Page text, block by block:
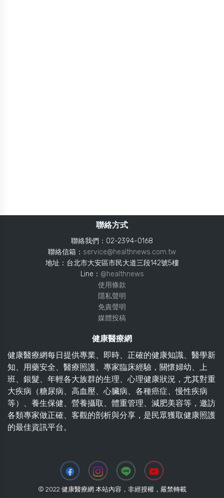
聯絡方式
聯絡我們：02-2394-0168
聯絡信箱： service@healthnews.com.tw
地址：台北市大安區市民大道三段142號5樓
Line： @healthnews
使用條款
隱私聲明
免責聲明
媒體投稿
健康醫療網
健康醫療網每日提供專業、即時、正確的健康知識、醫學新
知、用藥安全、醫療照護、專家臨床經驗，關懷婦幼、上
班、銀髮、年輕各大族群的生理、心理健康狀況，尤其對重
大疾病（糖尿病、高血壓、心臟病、各種癌症、慢性疾病
等）、養生保健、營養攝取、體重管理、減肥美容等，邀訪
各類專家做正確、客觀的剖析與分享，是民眾獲取健康照護
的最佳資訊平台。
© 2022 健康醫療網 本站內容，非經授權，嚴禁轉載